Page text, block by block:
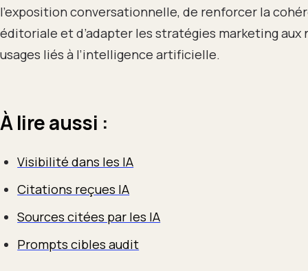
l’exposition conversationnelle, de renforcer la
éditoriale et d’adapter les stratégies marketing aux
usages liés à l’intelligence artificielle.
À lire aussi :
Visibilité dans les IA
Citations reçues IA
Sources citées par les IA
Prompts cibles audit